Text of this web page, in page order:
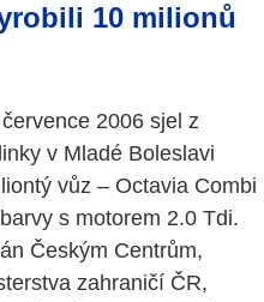
10 milionů
2006 sjel z
v Mladé Boleslavi
vůz – Octavia Combi
s motorem 2.0 Tdi.
Českým Centrům,
zahraničí ČR,